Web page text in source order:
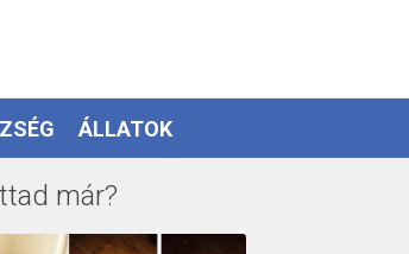
ÁLLATOK
már?